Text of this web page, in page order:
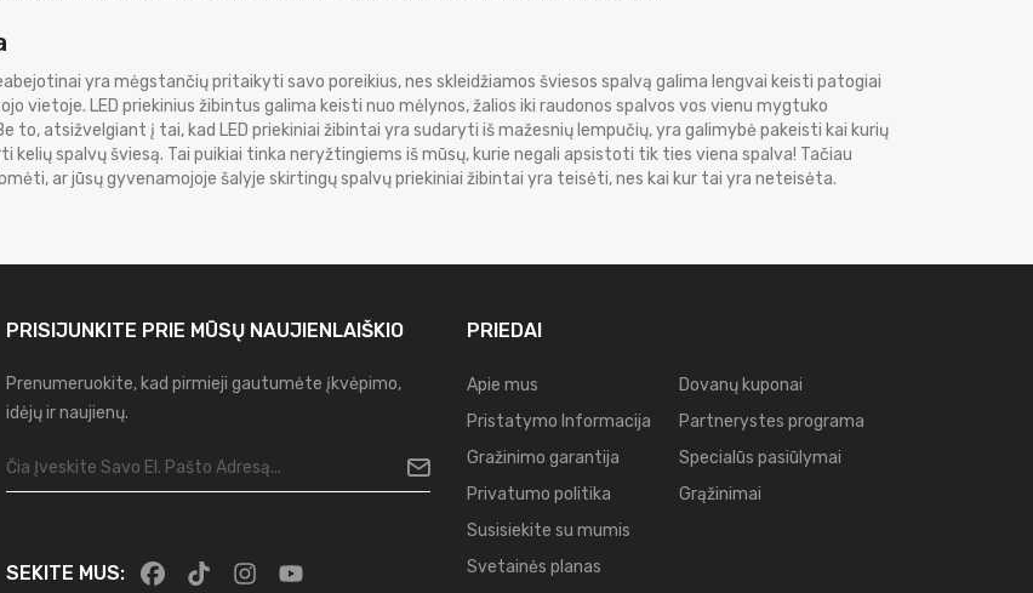
yra mėgstančių pritaikyti savo poreikius, nes skleidžiamos šviesos spalvą galima lengvai keisti patogiai
vietoje. LED priekinius žibintus galima keisti nuo mėlynos, žalios iki raudonos spalvos vos vienu mygtuko
to, atsižvelgiant į tai, kad LED priekiniai žibintai yra sudaryti iš mažesnių lempučių, yra galimybė pakeisti kai kurių
kelių spalvų šviesą. Tai puikiai tinka neryžtingiems iš mūsų, kurie negali apsistoti tik ties viena spalva! Tačiau
ar jūsų gyvenamojoje šalyje skirtingų spalvų priekiniai žibintai yra teisėti, nes kai kur tai yra neteisėta.
PRISIJUNKITE PRIE MŪSŲ NAUJIENLAIŠKIO
Prenumeruokite, kad pirmieji gautumėte įkvėpimo,
idėjų ir naujienų.
SEKITE MUS:
PRIEDAI
Apie mus
Pristatymo Informacija
Gražinimo garantija
Privatumo politika
Susisiekite su mumis
Svetainės planas
Dovanų kuponai
Partnerystes programa
Specialūs pasiūlymai
Grąžinimai